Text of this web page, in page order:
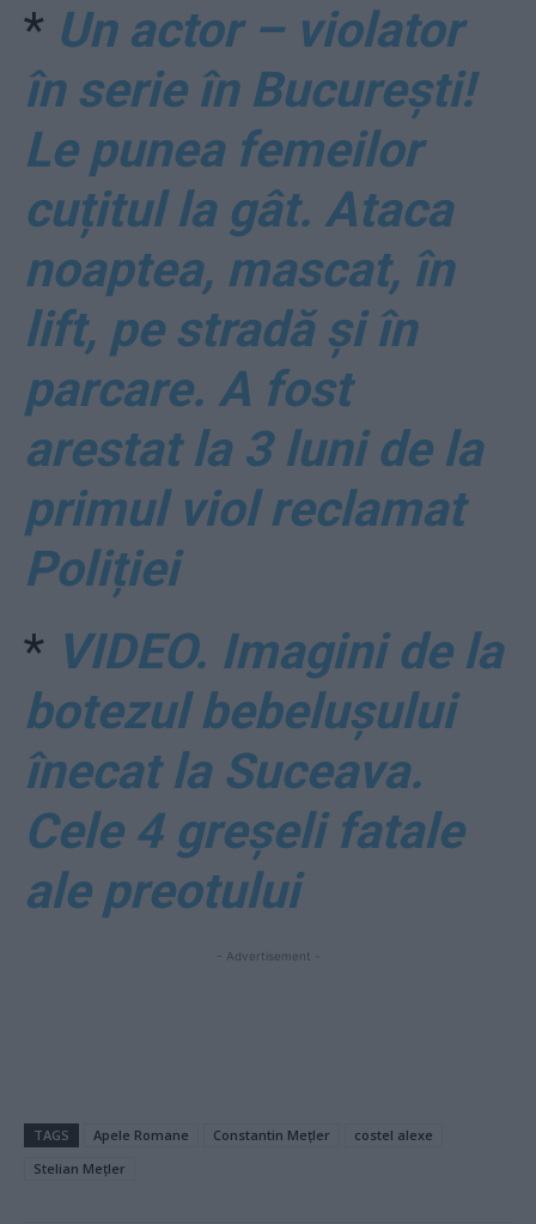
* Un actor – violator
în serie în București!
Le punea femeilor
cuțitul la gât. Ataca
noaptea, mascat, în
lift, pe stradă și în
parcare. A fost
arestat la 3 luni de la
primul viol reclamat
Poliției
* VIDEO. Imagini de la
botezul bebelușului
înecat la Suceava.
Cele 4 greșeli fatale
ale preotului
- Advertisement -
TAGS Apele Romane Constantin Mețler
costel alexe
Stelian Mețler